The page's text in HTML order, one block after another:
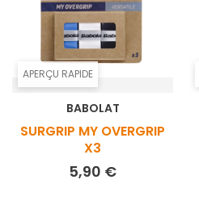
APERÇU RAPIDE
BABOLAT
SURGRIP MY OVERGRIP
X3
5,90 €Prix